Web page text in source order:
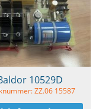
10529D
ZZ.06 15587